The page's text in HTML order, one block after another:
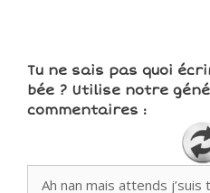
Tu ne sais pas quoi
bée ? Utilise notre
commentaires :